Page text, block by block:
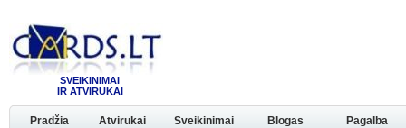
SVEIKINIMAI
IR ATVIRUKAI
Pradžia Atvirukai Sveikinimai Blogas Pagalba